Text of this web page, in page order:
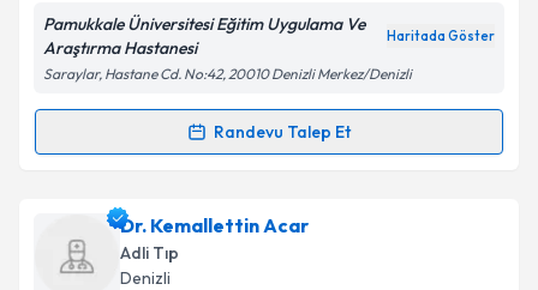
Kişisel verilerimin işlenmesine ilişkinAydınlatma
'ni okudum ve kişisel verilerimin belirtilen
kapsamda işlenmesini kabul ediyorum.
Takvim Talebini Gönder
Pamukkale Üniversitesi Eğitim Uygulama Ve
Araştırma Hastanesi
Haritada Göster
Saraylar, Hastane Cd. No:42, 20010 Denizli Merkez/Denizli
Randevu Talep Et
Randevu Takvimi Talebi
Doç. Dr. Ayşe Kurtuluş için randevu takvimi talebi
oluşturun. Size bu uzmandan randevu almanız için bir
takvim hazırlandığında e-posta ile bilgilendireceğiz.
Dr. Kemallettin Acar
Adli Tıp
Denizli